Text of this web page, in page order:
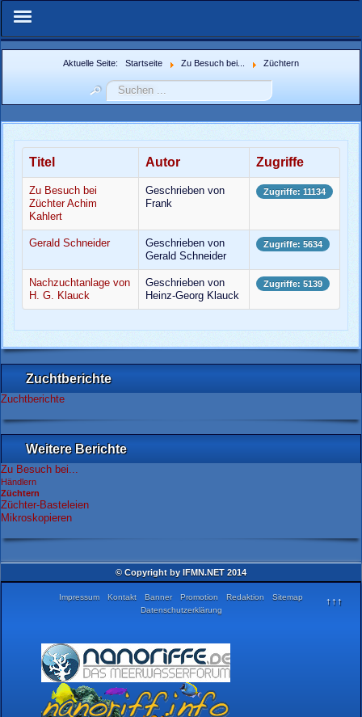
Start
Über Uns
Zuchtberichte
Weitere Berichte
Bildergalerie
Weblinks
Nachzuchtenregister.de
Aktuelle Seite: Startseite Zu Besuch bei... Züchtern
Suchen
...
Titel Autor Zugriffe
Zu Besuch bei
Züchter Achim
Kahlert
Geschrieben von
Frank
Zugriffe: 11134
Gerald Schneider
Geschrieben von
Gerald Schneider
Zugriffe: 5634
Nachzuchtanlage von
H. G. Klauck
Geschrieben von
Heinz-Georg Klauck
Zugriffe: 5139
Zuchtberichte
Zuchtberichte
Weitere Berichte
Zu Besuch bei...
Händlern
Züchtern
Züchter-Basteleien
Mikroskopieren
© Copyright by IFMN.NET 2014
↑↑↑
Impressum Kontakt Banner Promotion Redaktion
Sitemap
Datenschutzerklärung